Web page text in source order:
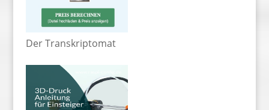
Der Transkriptomat